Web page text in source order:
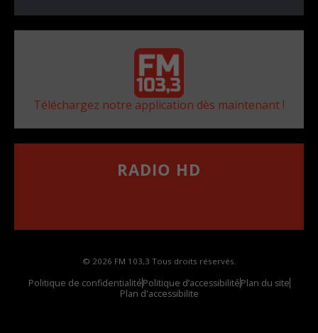
Téléchargez notre application dès maintenant !
RADIO HD
© 2026 FM 103,3 Tous droits réservés.
Politique de confidentialitéPolitique d’accessibilitéPlan du site
Plan d'accessibilite